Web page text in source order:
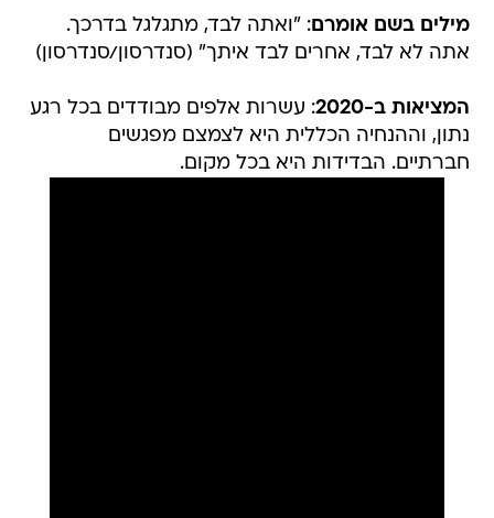
מילים בשם אומרם: "ואתה לבד, מתגלגל בדרכך.
אתה לא לבד, אחרים לבד איתך" (סנדרסון/סנדרסון)
המציאות ב-2020
: עשרות אלפים מבודדים בכל רגע
נתון, וההנחיה הכללית היא לצמצם מפגשים
חברתיים. הבדידות היא בכל מקום.